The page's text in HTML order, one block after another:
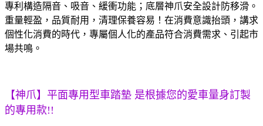
專利構造隔音、吸音、緩衝功能；底層神爪安全設計防移滑。
重量輕盈，品質耐用，清理保養容易！在消費意識抬頭，講求
個性化消費的時代，專屬個人化的產品符合消費需求、引起市
場共鳴。
【神爪】平面專用型車踏墊 是根據您的愛車量身訂製
的專用款!!